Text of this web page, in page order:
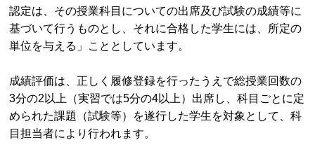
認定は、その授業科目についての出席及び試験の成績等に
基づいて行うものとし、それに合格した学生には、所定の
単位を与える」こととしています。
成績評価は、正しく履修登録を行ったうえで総授業回数の
3分の2以上（実習では5分の4以上）出席し、科目ごとに定
められた課題（試験等）を遂行した学生を対象として、科
目担当者により行われます。